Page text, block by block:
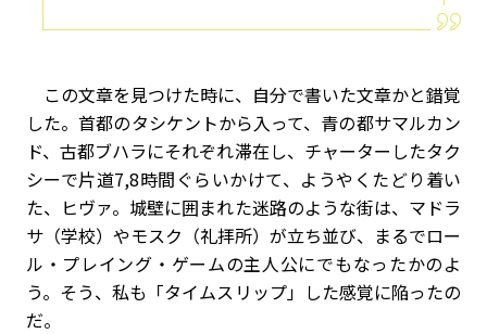
この文章を見つけた時に、自分で書いた文章かと錯覚
した。首都のタシケントから入って、青の都サマルカン
ド、古都ブハラにそれぞれ滞在し、チャーターしたタク
シーで片道7,8時間ぐらいかけて、ようやくたどり着い
た、ヒヴァ。城壁に囲まれた迷路のような街は、マドラ
サ（学校）やモスク（礼拝所）が立ち並び、まるでロー
ル・プレイング・ゲームの主人公にでもなったかのよ
う。そう、私も「タイムスリップ」した感覚に陥ったの
だ。